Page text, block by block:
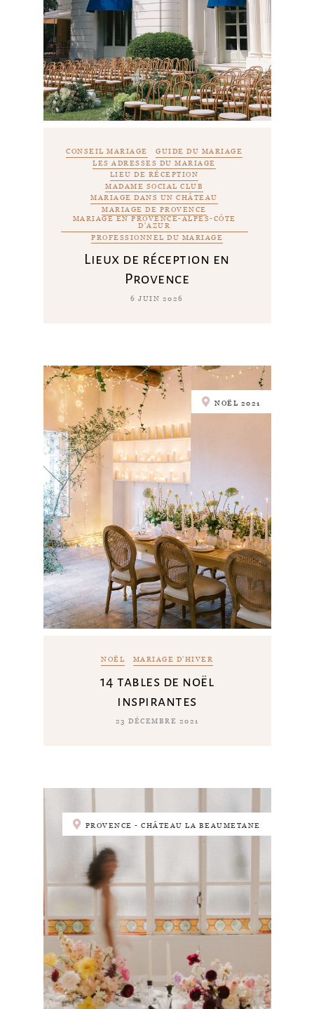
CONSEIL MARIAGE
GUIDE DU MARIAGE
LES ADRESSES DU MARIAGE
LIEU DE RÉCEPTION
MADAME SOCIAL CLUB
MARIAGE DANS UN CHÂTEAU
MARIAGE DE PROVENCE
MARIAGE EN PROVENCE-ALPES-CÔTE
D'AZUR
PROFESSIONNEL DU MARIAGE
Lieux de réception en
Provence
6 JUIN 2026
NOËL 2021
NOËL MARIAGE D'HIVER
14 tables de noël
inspirantes
23 DÉCEMBRE 2021
PROVENCE - CHÂTEAU LA BEAUMETANE